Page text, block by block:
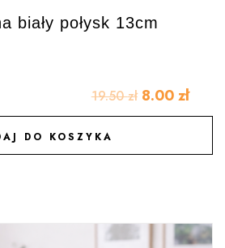
biały połysk 13cm
19.50zł 8.00 zł
DO KOSZYKA
DO ULUBIONYCH